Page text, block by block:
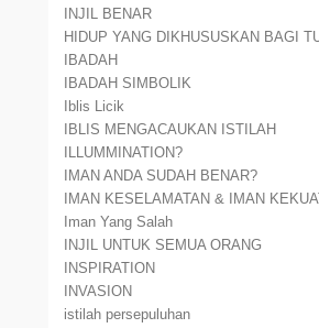
INJIL BENAR
HIDUP YANG DIKHUSUSKAN BAGI
IBADAH
IBADAH SIMBOLIK
Iblis Licik
IBLIS MENGACAUKAN ISTILAH
ILLUMMINATION?
IMAN ANDA SUDAH BENAR?
IMAN KESELAMATAN & IMAN
Iman Yang Salah
INJIL UNTUK SEMUA ORANG
INSPIRATION
INVASION
istilah persepuluhan